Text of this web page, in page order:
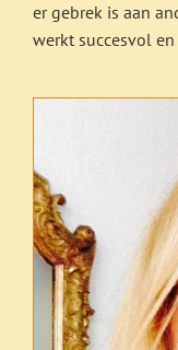
er gebrek is aan
werkt succesvol